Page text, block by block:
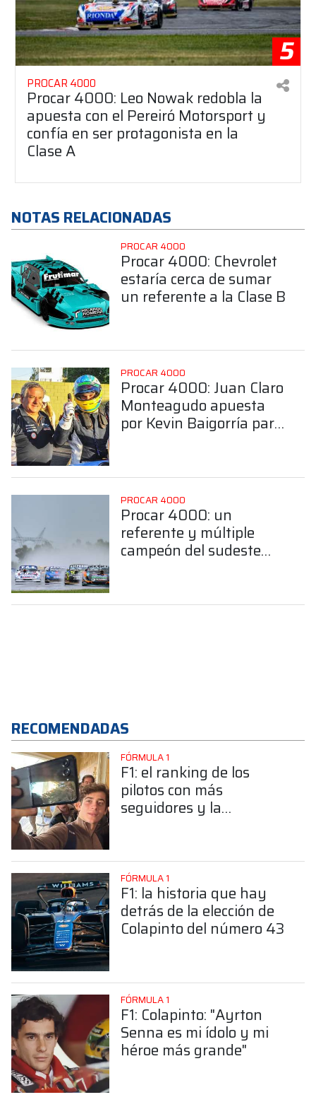
5
PROCAR 4000
Procar 4000: Leo Nowak redobla la
apuesta con el Pereiró Motorsport y
confía en ser protagonista en la
Clase A
NOTAS RELACIONADAS
PROCAR 4000
Procar 4000: Chevrolet
estaría cerca de sumar
un referente a la Clase B
PROCAR 4000
Procar 4000: Juan Claro
Monteagudo apuesta
por Kevin Baigorría para
PROCAR 4000
Procar 4000: un
referente y múltiple
campeón del sudeste
RECOMENDADAS
FÓRMULA 1
F1: el ranking de los
pilotos con más
seguidores y la
FÓRMULA 1
F1: la historia que hay
detrás de la elección de
Colapinto del número 43
FÓRMULA 1
F1: Colapinto: "Ayrton
Senna es mi ídolo y mi
héroe más grande"